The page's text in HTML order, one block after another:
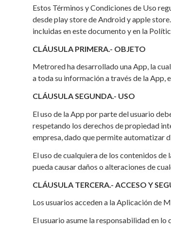
Estos Términos y Condiciones de Uso
desde play store de Android y apple
incluidas en este documento y en la
CLÁUSULA PRIMERA.- OBJETO
Metrored ha desarrollado una App, la
a toda su información a través de la
CLÁUSULA SEGUNDA.- USO
El uso de la App por parte del usuario
respetando los derechos de propiedad
empresa, dado que permite automatizar
El uso de cualquiera de los contenidos
pueda causar daños o alteraciones de
CLÁUSULA TERCERA.- ACCESO Y
Los usuarios acceden a la Aplicación de
El usuario asume la responsabilidad en